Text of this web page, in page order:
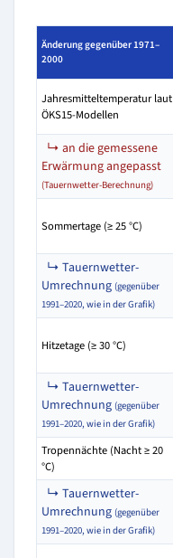
Änderung gegenüber 1971–
2000
Jahresmitteltemperatur laut
ÖKS15-Modellen
↳ an die gemessene
Erwärmung angepasst
(Tauernwetter-Berechnung)
Sommertage (≥ 25 °C)
↳ Tauernwetter-
Umrechnung (gegenüber
1991–2020, wie in der Grafik)
Hitzetage (≥ 30 °C)
↳ Tauernwetter-
Umrechnung (gegenüber
1991–2020, wie in der Grafik)
Tropennächte (Nacht ≥ 20
°C)
↳ Tauernwetter-
Umrechnung (gegenüber
1991–2020, wie in der Grafik)